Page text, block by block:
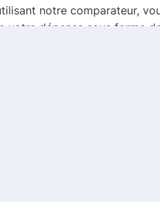
notre comparateur,
votre dépense sous forme